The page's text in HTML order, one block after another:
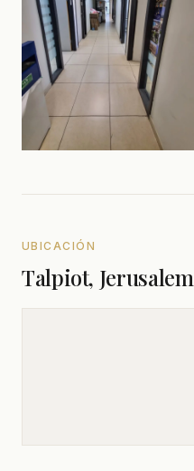
UBICACIÓN
Talpiot, Jerusalem